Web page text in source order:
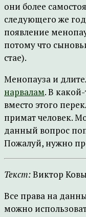
они более
следующего же
появление
потому что
стае).
Менопауза и
нарвалам. В
вместо этого
примат человек.
данный вопрос
Пожалуй, нужно
Текст:Виктор
Все права на
можно